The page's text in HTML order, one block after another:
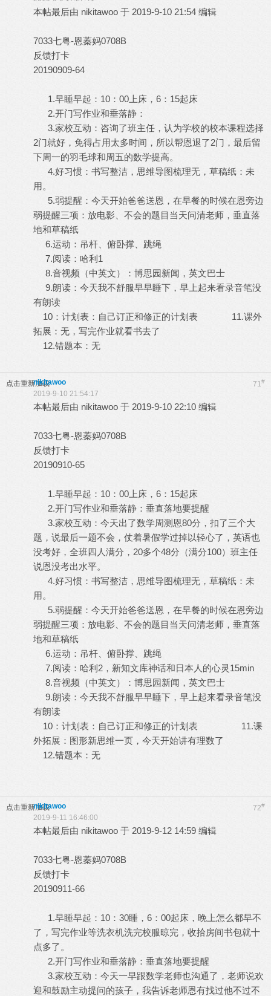
本帖最后由 nikitawoo 于 2019-9-10 21:54 编辑
7033七粤-恩蓁妈0708B
反馈打卡
20190909-64
1.早睡早起：10：00上床，6：15起床
2.开门写作业和垂落静：
3.家校互动：咨询了班主任，认为学校的校本课程选择
2门就好，免得占用太多时间，所以帮恩退了2门，最后留
下周一的羽毛球和周五的数学提高。
4.好习惯：书写整洁，思维导图梳理无，草稿纸：未
用。
5.弱提醒：今天开始爸爸送恩，在早餐的时候在恩旁边
弱提醒三项：放电影、不会的题目当天问清老师，垂直落
地和草稿纸
6.运动：吊杆、俯卧撑、跳绳
7.阅读：哈利1
8.音视频（中英文）：博思园新闻，英文巴士
9.朗读：今天我不舒服早早睡下，早上起来看录音笔没
有朗读
10：计划表：自己订正和修正的计划表 11.课外
拓展：无，写完作业就看书去了
12.错题本：无
点击重新加载 71#
nikitawoo
2019-9-10 21:54:17
本帖最后由 nikitawoo 于 2019-9-10 22:10 编辑
7033七粤-恩蓁妈0708B
反馈打卡
20190910-65
1.早睡早起：10：00上床，6：15起床
2.开门写作业和垂落静：垂直落地要提醒
3.家校互动：今天出了数学周测恩80分，扣了三个大
题，说最后一题不会，仗着暑假学过掉以轻心了，英语也
没考好，全班四人满分，20多个48分（满分100）班主任
说恩没考出水平。
4.好习惯：书写整洁，思维导图梳理无，草稿纸：未
用。
5.弱提醒：今天开始爸爸送恩，在早餐的时候在恩旁边
弱提醒三项：放电影、不会的题目当天问清老师，垂直落
地和草稿纸
6.运动：吊杆、俯卧撑、跳绳
7.阅读：哈利2，新知文库神话和日本人的心灵15min
8.音视频（中英文）：博思园新闻，英文巴士
9.朗读：今天我不舒服早早睡下，早上起来看录音笔没
有朗读
10：计划表：自己订正和修正的计划表 11.课
外拓展：图形新思维一页，今天开始讲有理数了
12.错题本：无
点击重新加载 72#
nikitawoo
2019-9-11 16:46:00
本帖最后由 nikitawoo 于 2019-9-12 14:59 编辑
7033七粤-恩蓁妈0708B
反馈打卡
20190911-66
1.早睡早起：10：30睡，6：00起床，晚上怎么都早不
了，写完作业等洗衣机洗完校服晾完，收拾房间书包就十
点多了。
2.开门写作业和垂落静：垂直落地要提醒
3.家校互动：今天一早跟数学老师也沟通了，老师说欢
迎和鼓励主动提问的孩子，我告诉老师恩有找过他不过不